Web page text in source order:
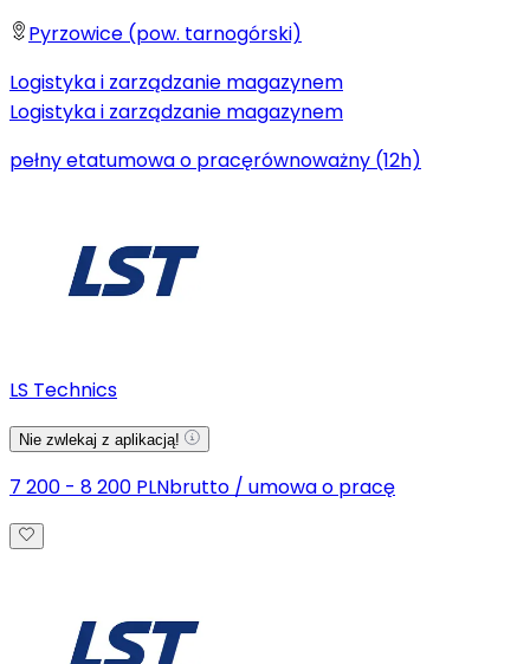
Pyrzowice (pow. tarnogórski)
Logistyka i zarządzanie magazynem
Logistyka i zarządzanie magazynem
pełny etatumowa o pracęrównoważny (12h)
LS Technics
Nie zwlekaj z aplikacją!
7 200 - 8 200 PLNbrutto / umowa o pracę